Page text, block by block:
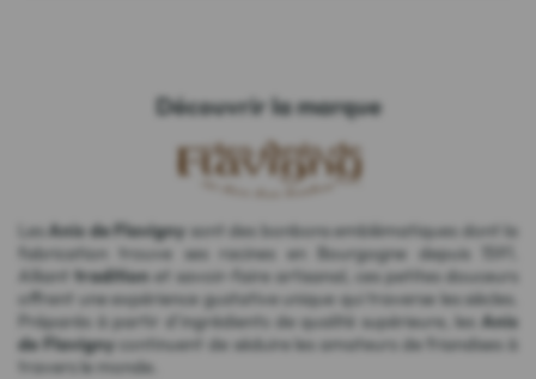
Découvrir la marque
LesAnis de Flavigny sont des bonbons emblématiques dont la
fabrication trouve ses racines en Bourgogne depuis 1591.
Alliant tradition et savoir-faire artisanal, ces petites douceurs
offrent une expérience gustative unique qui traverse les siècles.
Préparés à partir d'ingrédients de qualité supérieure, les Anis
de Flavignycontinuent de séduire les amateurs de friandises à
travers le monde.